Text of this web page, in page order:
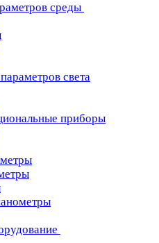
среды
света
приборы